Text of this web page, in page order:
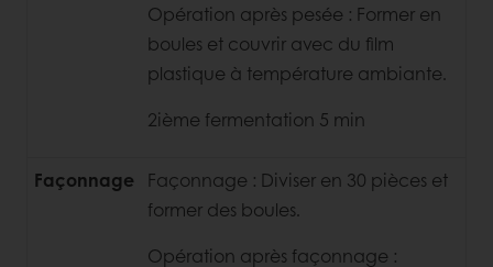
Opération après pesée : Former en
boules et couvrir avec du film
plastique à température ambiante.
2ième fermentation 5 min
Façonnage Façonnage : Diviser en 30 pièces et
former des boules.
Opération après façonnage :